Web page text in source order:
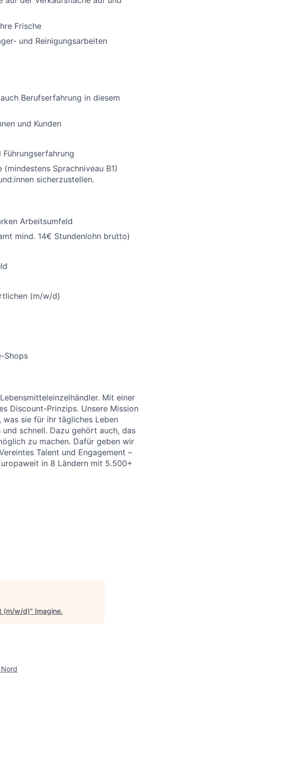
Frische
und Reinigungsarbeiten
Berufserfahrung in diesem
und Kunden
Sprachniveau B1)
sicherzustellen.
Arbeitsumfeld
mind. 14€ Stundenlohn brutto)
(m/w/d)
Shops
Mit einer
Discount-Prinzips. Unsere Mission
sie für ihr tägliches Leben
schnell. Dazu gehört auch, das
zu machen. Dafür geben wir
Talent und Engagement –
in 8 Ländern mit 5.500+
(m/w/d)" Imagine.
Nord